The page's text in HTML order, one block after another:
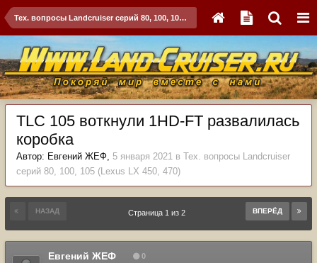
Тех. вопросы Landcruiser серий 80, 100, 105 (Lexus LX 450, 470)
TLC 105 воткнули 1HD-FT развалилась
коробка
Автор: Евгений ЖЕФ, 5 января 2021 в Тех. вопросы Landcruiser
серий 80, 100, 105 (Lexus LX 450, 470)
НАЗАД ВПЕРЁД
Страница 1 из 2
Евгений ЖЕФ 0